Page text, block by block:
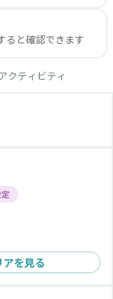
ると確認できます
クティビティ
を見る